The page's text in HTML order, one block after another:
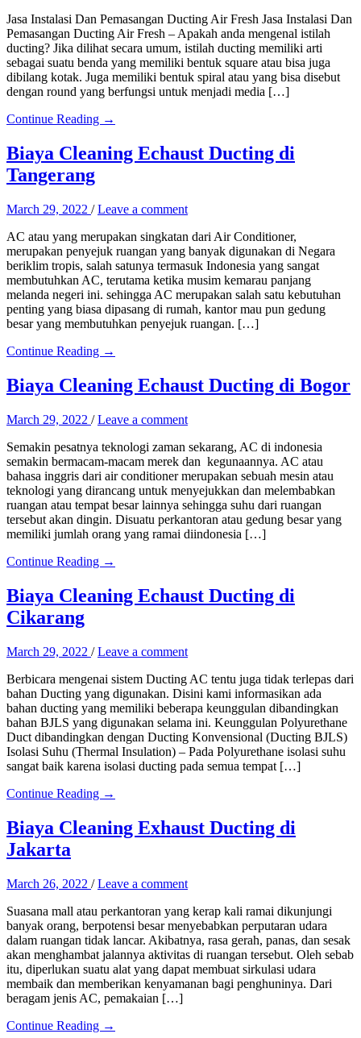
Jasa Instalasi Dan Pemasangan Ducting Air Fresh Jasa Instalasi Dan
Pemasangan Ducting Air Fresh – Apakah anda mengenal istilah
ducting? Jika dilihat secara umum, istilah ducting memiliki arti
sebagai suatu benda yang memiliki bentuk square atau bisa juga
dibilang kotak. Juga memiliki bentuk spiral atau yang bisa disebut
dengan round yang berfungsi untuk menjadi media […]
Continue Reading →
Biaya Cleaning Echaust Ducting di
Tangerang
March 29, 2022 /Leave a comment
AC atau yang merupakan singkatan dari Air Conditioner,
merupakan penyejuk ruangan yang banyak digunakan di Negara
beriklim tropis, salah satunya termasuk Indonesia yang sangat
membutuhkan AC, terutama ketika musim kemarau panjang
melanda negeri ini. sehingga AC merupakan salah satu kebutuhan
penting yang biasa dipasang di rumah, kantor mau pun gedung
besar yang membutuhkan penyejuk ruangan. […]
Continue Reading →
Biaya Cleaning Echaust Ducting di Bogor
March 29, 2022 /Leave a comment
Semakin pesatnya teknologi zaman sekarang, AC di indonesia
semakin bermacam-macam merek dan kegunaannya. AC atau
bahasa inggris dari air conditioner merupakan sebuah mesin atau
teknologi yang dirancang untuk menyejukkan dan melembabkan
ruangan atau tempat besar lainnya sehingga suhu dari ruangan
tersebut akan dingin. Disuatu perkantoran atau gedung besar yang
memiliki jumlah orang yang ramai diindonesia […]
Continue Reading →
Biaya Cleaning Echaust Ducting di
Cikarang
March 29, 2022 /Leave a comment
Berbicara mengenai sistem Ducting AC tentu juga tidak terlepas dari
bahan Ducting yang digunakan. Disini kami informasikan ada
bahan ducting yang memiliki beberapa keunggulan dibandingkan
bahan BJLS yang digunakan selama ini. Keunggulan Polyurethane
Duct dibandingkan dengan Ducting Konvensional (Ducting BJLS)
Isolasi Suhu (Thermal Insulation) – Pada Polyurethane isolasi suhu
sangat baik karena isolasi ducting pada semua tempat […]
Continue Reading →
Biaya Cleaning Exhaust Ducting di
Jakarta
March 26, 2022 /Leave a comment
Suasana mall atau perkantoran yang kerap kali ramai dikunjungi
banyak orang, berpotensi besar menyebabkan perputaran udara
dalam ruangan tidak lancar. Akibatnya, rasa gerah, panas, dan sesak
akan menghambat jalannya aktivitas di ruangan tersebut. Oleh sebab
itu, diperlukan suatu alat yang dapat membuat sirkulasi udara
membaik dan memberikan kenyamanan bagi penghuninya. Dari
beragam jenis AC, pemakaian […]
Continue Reading →